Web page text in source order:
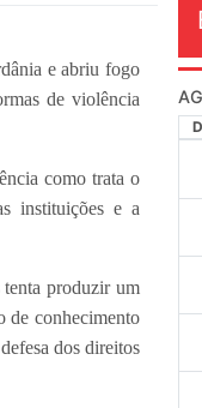
e abriu fogo
de violência
como trata o
instituições e a
tenta produzir um
de conhecimento
dos direitos